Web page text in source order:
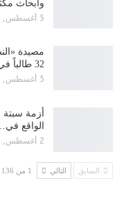
وأبحاث
5 أغسطس, 2026
مصيدة
32 طالباً في فخ الذكاء…
5 أغسطس, 2026
أزمة سبتة
الواقع في…
2 أغسطس, 2026
السابق التالي 1 من 136